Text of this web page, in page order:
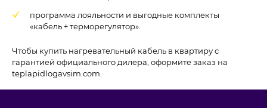
программа лояльности и выгодные комплекты
«кабель + терморегулятор».
Чтобы купить нагревательный кабель в квартиру с
гарантией официального дилера, оформите заказ на
teplapidlogavsim.com.